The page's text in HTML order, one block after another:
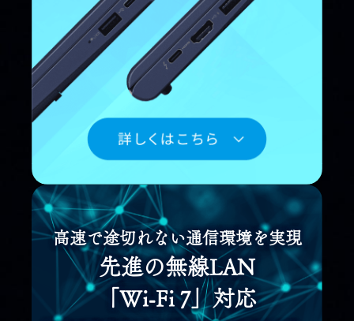
高速で途切れない通信環境を実現
先進の無線LAN
「Wi-Fi 7」対応